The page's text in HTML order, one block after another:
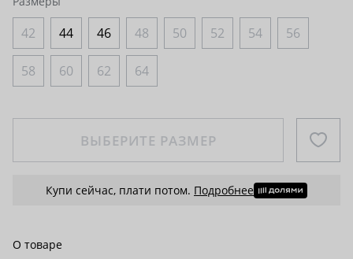
42 44 46 48 50 52 54 56
58 60 62 64
ВЫБЕРИТЕ РАЗМЕР
Купи сейчас, плати потом. Подробнее
О товаре